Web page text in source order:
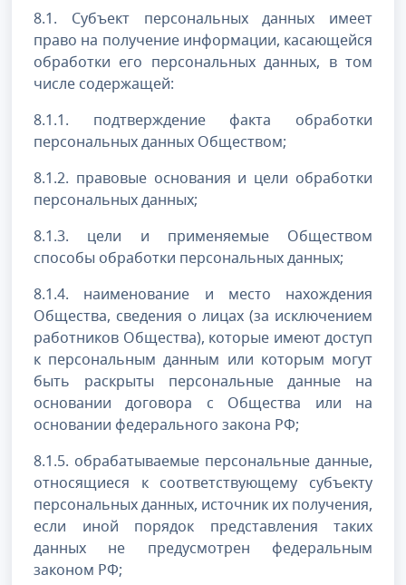
8.1. Субъект персональных данных имеет
право на получение информации, касающейся
обработки его персональных данных, в том
числе содержащей:
8.1.1. подтверждение факта обработки
персональных данных Обществом;
8.1.2. правовые основания и цели обработки
персональных данных;
8.1.3. цели и применяемые Обществом
способы обработки персональных данных;
8.1.4. наименование и место нахождения
Общества, сведения о лицах (за исключением
работников Общества), которые имеют доступ
к персональным данным или которым могут
быть раскрыты персональные данные на
основании договора с Общества или на
основании федерального закона РФ;
8.1.5. обрабатываемые персональные данные,
относящиеся к соответствующему субъекту
персональных данных, источник их получения,
если иной порядок представления таких
данных не предусмотрен федеральным
законом РФ;